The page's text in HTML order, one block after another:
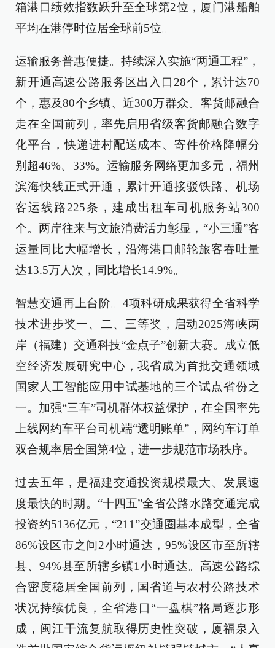
箱港口绩效指数跃升至全球第2位，厦门港船舶
平均在港停时位居全球前5位。
运输服务普惠便捷。持续深入实施“两通工程”，
新开通高速公路服务区出入口28个，累计达70
个，惠及80个乡镇、近300万群众。客货邮融合
走在全国前列，率先启用省级客货邮融合数字
化平台，快递进村配送成本、寄件价格降幅分
别超46%、33%。运输服务网络更加多元，福州
滨海快线正式开通，累计开通接驳铁路、机场
客运线路225条，建成出租车司机服务站300
个。两岸往来与文旅消费活力彰显，“小三通”客
运量同比大幅增长，沿海港口邮轮旅客吞吐量
达13.5万人次，同比增长14.9%。
智慧交通再上台阶。4项科研成果获得全省科学
技术进步奖一、二、三等奖，启动2025海峡两
岸（福建）交通科技“金点子”创新大赛。成立低
空经济发展研究中心，我省成为首批交通领域
国家人工智能应用中试基地的三个试点省份之
一。加强“三车”司机群体权益保护，在全国率先
上线网约车平台司机端“透明账单”，网约车订单
双合规率居全国第4位，进一步规范市场秩序。
过去五年，是福建交通投资规模最大、发展速
度最快的时期。“十四五”全省公路水路交通完成
投资约5136亿元，“211”交通圈基本成型，全省
86%设区市之间2小时通达，95%设区市至所辖
县、94%县至所辖乡镇1小时通达。高速公路综
合密度稳居全国前列，国省道与农村公路技术
状况持续优良，全省港口“一盘棋”格局逐步形
成，闽江干流复航取得历史性突破，厦福泉入